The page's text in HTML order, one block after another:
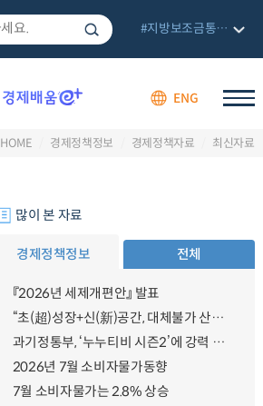
ENG
#지방보조금통합관리망
HOME 경제정책정보 경제정책자료 최신자료
많이 본 자료
경제정책정보 전체
『2026년 세제개편안』 발표
“초(超)성장+신(新)공간, 대체불가 산업강국”
과기정통부, ‘누누티비 시즌2’에 강력 대응 의지 밝혀
2026년 7월 소비자물가동향
7월 소비자물가는 2.8% 상승